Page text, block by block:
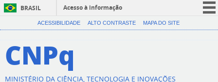
BRASIL
Acesso à informação
CORONAVÍRUS (COVID-19)
ACESSIBILIDADE ALTO CONTRASTE MAPA DO SITE
CNPq
MINISTÉRIO DA CIÊNCIA, TECNOLOGIA E INOVAÇÕES